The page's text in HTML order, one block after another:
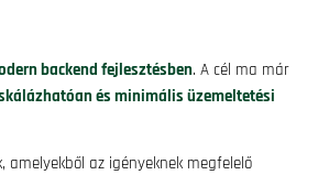
backend fejlesztésben. A cél ma már
és minimális üzemeltetési
amelyekből az igényeknek megfelelő